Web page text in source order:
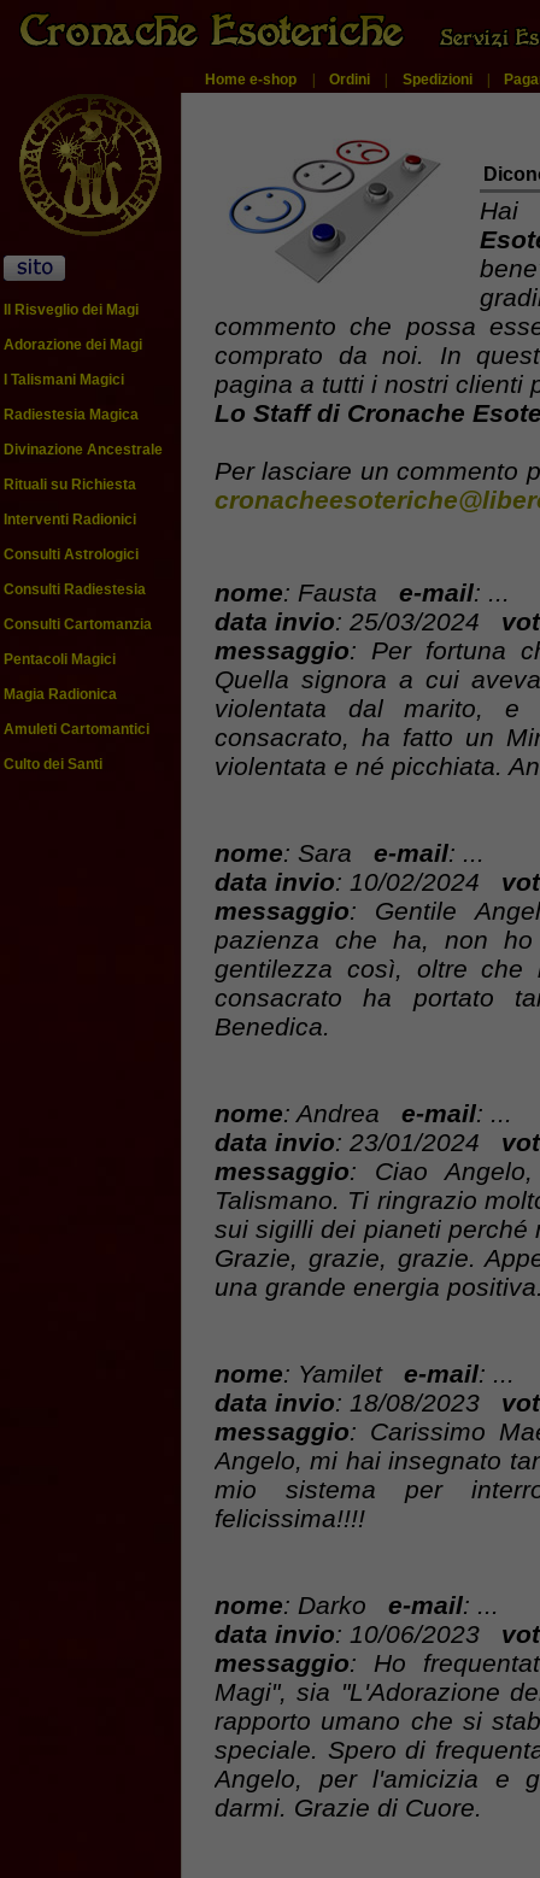
Home e-shop | Ordini | Spedizioni |
Il Risveglio dei Magi
Adorazione dei Magi
I Talismani Magici
Radiestesia Magica
Divinazione Ancestrale
Rituali su Richiesta
Interventi Radionici
Consulti Astrologici
Consulti Radiestesia
Consulti Cartomanzia
Pentacoli Magici
Magia Radionica
Amuleti Cartomantici
Culto dei Santi
commento che possa
comprato da noi. In
pagina a tutti i nostri clienti
Lo Staff di Cronache
Per lasciare un commento
nome: Fausta e-mail: ...
data invio: 25/03/2024
messaggio: Per fortuna
Quella signora a cui
violentata dal marito,
consacrato, ha fatto un
violentata e né picchiata.
nome: Sara e-mail: ...
data invio: 10/02/2024
messaggio: Gentile
pazienza che ha, non
gentilezza così, oltre
consacrato ha portato
Benedica.
nome: Andrea e-mail: ...
data invio: 23/01/2024
messaggio: Ciao
Talismano. Ti ringrazio
sui sigilli dei pianeti perché
Grazie, grazie, grazie.
una grande energia
nome: Yamilet e-mail: ...
data invio: 18/08/2023
messaggio: Carissimo
Angelo, mi hai insegnato
mio sistema per
felicissima!!!!
nome: Darko e-mail: ...
data invio: 10/06/2023
messaggio: Ho
Magi", sia "L'Adorazione
rapporto umano che si
speciale. Spero di
Angelo, per l'amicizia e
darmi. Grazie di Cuore.